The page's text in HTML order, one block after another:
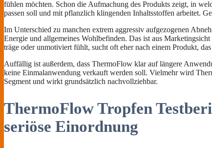
fühlen möchten. Schon die Aufmachung des Produkts zeigt, in
passen soll und mit pflanzlich klingenden Inhaltsstoffen arbeitet.
Im Unterschied zu manchen extrem aggressiv aufgezogenen
Energie und allgemeines Wohlbefinden. Das ist aus
träge oder unmotiviert fühlt, sucht oft eher nach einem Produkt,
Auffällig ist außerdem, dass ThermoFlow klar auf längere
keine Einmalanwendung verkauft werden soll. Vielmehr wird
Segment und wirkt grundsätzlich nachvollziehbar.
ThermoFlow Tropfen
seriöse Einordnung